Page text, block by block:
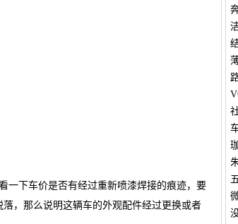
一下车价是否有经过重新喷漆焊接的痕迹，要
，那么说明这辆车的外观配件经过更换或者